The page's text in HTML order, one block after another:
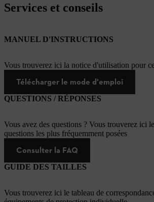
Services et conseils
MANUEL D'INSTRUCTIONS
Vous trouverez ici la notice d'utilisation pour
Télécharger le mode d'emploi
QUESTIONS / RÉPONSES
Vous avez des questions ? Vous trouverez ici
questions les plus fréquemment posées
Consulter la FAQ
GUIDE DES TAILLES
Vous trouverez ici le tableau de